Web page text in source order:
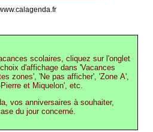
scolaires, cliquez sur l'onglet
d'affichage dans 'Vacances
zones', 'Ne pas afficher', 'Zone A',
et Miquelon', etc.
vos anniversaires à souhaiter,
du jour concerné.